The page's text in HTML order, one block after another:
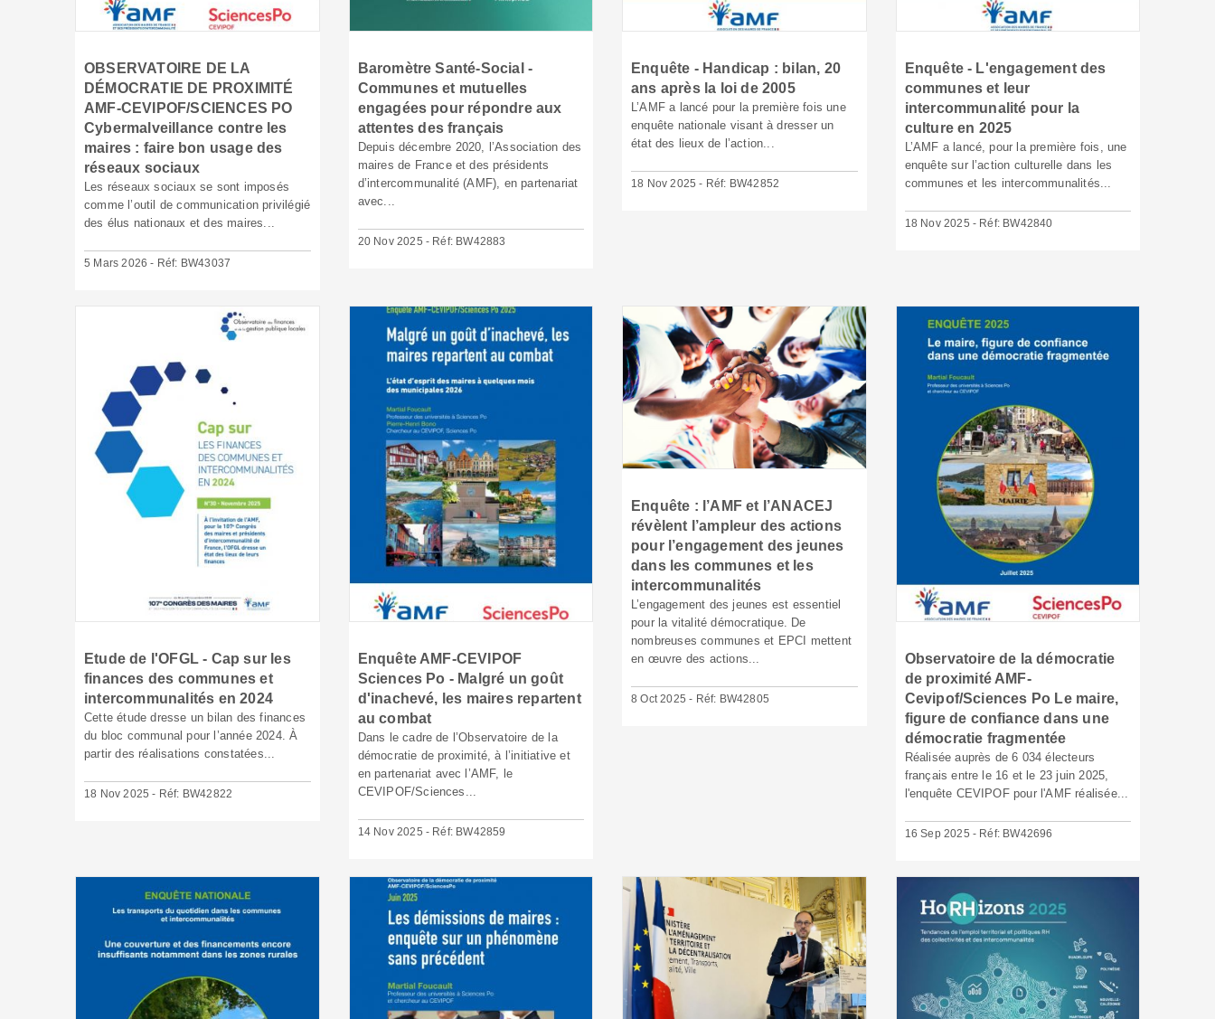
OBSERVATOIRE DE LA
DÉMOCRATIE DE PROXIMITÉ
AMF-CEVIPOF/SCIENCES PO
Cybermalveillance contre les
maires : faire bon usage des
réseaux sociaux
Les réseaux sociaux se sont imposés
comme l’outil de communication privilégié
des élus nationaux et des maires...
5 Mars 2026 - Réf: BW43037
Baromètre Santé-Social -
Communes et mutuelles
engagées pour répondre aux
attentes des français
Depuis décembre 2020, l’Association des
maires de France et des présidents
d’intercommunalité (AMF), en partenariat
avec...
20 Nov 2025 - Réf: BW42883
Enquête - Handicap : bilan, 20
ans après la loi de 2005
L’AMF a lancé pour la première fois une
enquête nationale visant à dresser un
état des lieux de l’action...
18 Nov 2025 - Réf: BW42852
Enquête - L'engagement des
communes et leur
intercommunalité pour la
culture en 2025
L’AMF a lancé, pour la première fois, une
enquête sur l’action culturelle dans les
communes et les intercommunalités...
18 Nov 2025 - Réf: BW42840
Etude de l'OFGL - Cap sur les
finances des communes et
intercommunalités en 2024
Cette étude dresse un bilan des finances
du bloc communal pour l’année 2024. À
partir des réalisations constatées...
18 Nov 2025 - Réf: BW42822
Enquête AMF-CEVIPOF
Sciences Po - Malgré un goût
d'inachevé, les maires repartent
au combat
Dans le cadre de l’Observatoire de la
démocratie de proximité, à l’initiative et
en partenariat avec l’AMF, le
CEVIPOF/Sciences...
14 Nov 2025 - Réf: BW42859
Enquête : l’AMF et l’ANACEJ
révèlent l’ampleur des actions
pour l’engagement des jeunes
dans les communes et les
intercommunalités
L’engagement des jeunes est essentiel
pour la vitalité démocratique. De
nombreuses communes et EPCI mettent
en œuvre des actions...
8 Oct 2025 - Réf: BW42805
Observatoire de la démocratie
de proximité AMF-
Cevipof/Sciences Po Le maire,
figure de confiance dans une
démocratie fragmentée
Réalisée auprès de 6 034 électeurs
français entre le 16 et le 23 juin 2025,
l'enquête CEVIPOF pour l'AMF réalisée...
16 Sep 2025 - Réf: BW42696